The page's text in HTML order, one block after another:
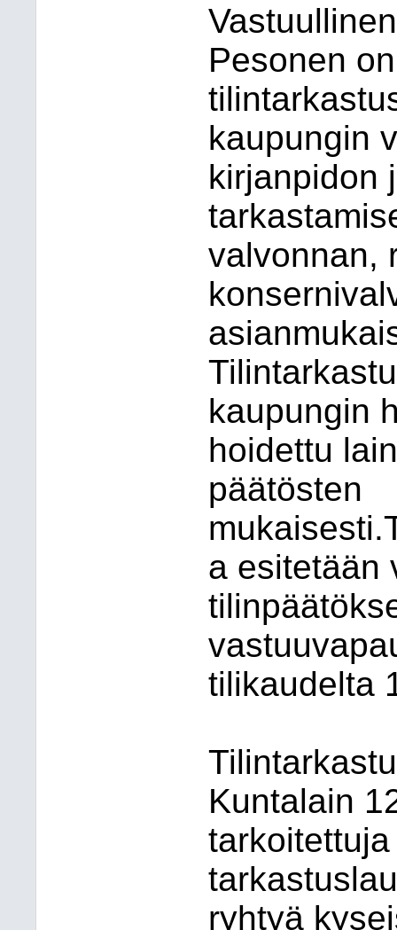
Pesonen
kaupungin
kirjanpidon
valvonnan,
kaupungin
hoidettu
päätösten
a esitetään
tilikaudelta
Kuntalain
ryhtyä